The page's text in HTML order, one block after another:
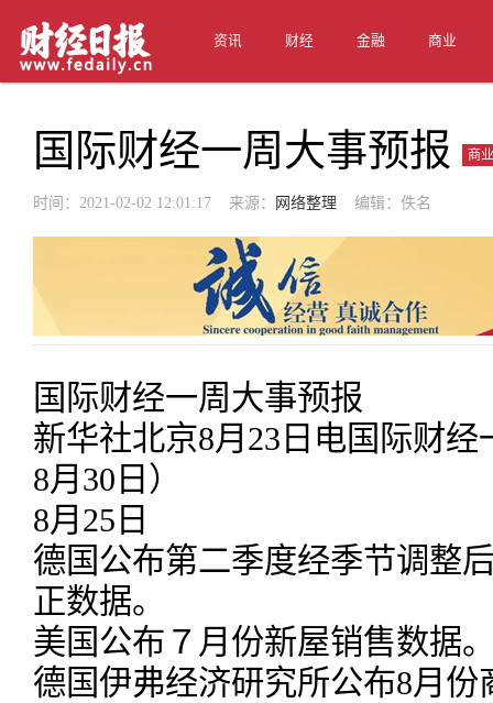
资讯 财经 金融 商业
国际财经一周大事预报 商业
时间：2021-02-02 12:01:17 来源： 网络整理 编辑：佚名
国际财经一周大事预报
新华社北京8月23日电国际财
8月30日）
8月25日
德国公布第二季度经季节调整
正数据。
美国公布７月份新屋销售数据
德国伊弗经济研究所公布8月份